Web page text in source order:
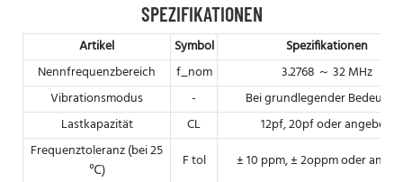
SPEZIFIKATIONEN
Artikel Symbol
Spezifikationen
Nennfrequenzbereich
f_nom
3.2768 ～ 32 MHz
Vibrationsmodus
-
Bei grundlegender
Lastkapazität
CL
12pf, 20pf oder angeben
Frequenztoleranz (bei 25
℃)
F tol
± 10 ppm, ± 2oppm oder